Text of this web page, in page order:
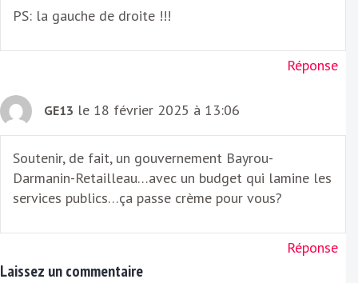
PS: la gauche de droite !!!
Réponse
GE13 le 18 février 2025 à 13:06
Soutenir, de fait, un gouvernement Bayrou-
Darmanin-Retailleau…avec un budget qui lamine les
services publics…ça passe crème pour vous?
Réponse
Laissez un commentaire